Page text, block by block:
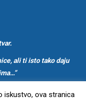
ali ti isto tako daju
iskustvo, ova stranica